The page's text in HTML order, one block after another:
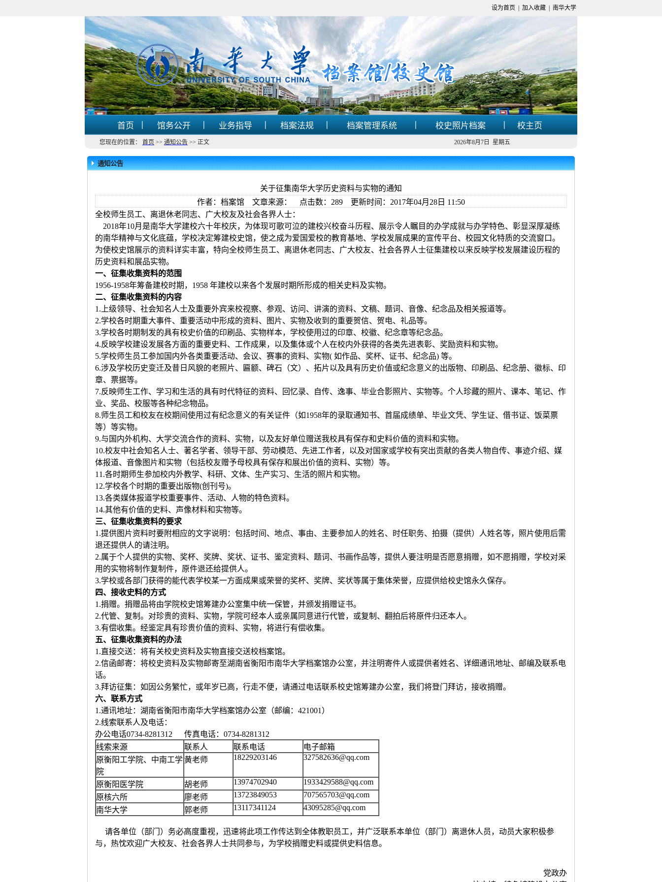
设为首页 加入收藏 南华大学
首页 | 馆务公开 | 业务指导 | 档案法规 | 档案管理系统 | 校史照片档案 | 校主页
您现在的位置： 首页 >> 通知公告 >> 正文 2026年8月7日 星期五
通知公告
关于征集南华大学历史资料与实物的通知
作者：档案馆 文章来源： 点击数： 289 更新时间：2017年04月28日 11:50
全校师生员工、离退休老同志、广大校友及社会各界人士：
2018年10月是南华大学建校六十年校庆，为体现可歌可泣的建校兴校奋斗历程、展示令人瞩目的办学成就与办学特色、彰显深厚凝练
的南华精神与文化底蕴，学校决定筹建校史馆，使之成为爱国爱校的教育基地、学校发展成果的宣传平台、校园文化特质的交流窗口。
为使校史馆展示的资料详实丰富，特向全校师生员工、离退休老同志、广大校友、社会各界人士征集建校以来反映学校发展建设历程的
历史资料和展品实物。
一、征集收集资料的范围
1956-1958年筹备建校时期，1958 年建校以来各个发展时期所形成的相关史料及实物。
二、征集收集资料的内容
1.上级领导、社会知名人士及重要外宾来校视察、参观、访问、讲演的资料、文稿、题词、音像、纪念品及相关报道等。
2.学校各时期重大事件、重要活动中形成的资料、图片、实物及收到的重要贺信、贺电、礼品等。
3.学校各时期制发的具有校史价值的印刷品、实物样本，学校使用过的印章、校徽、纪念章等纪念品。
4.反映学校建设发展各方面的重要史料、工作成果，以及集体或个人在校内外获得的各类先进表彰、奖励资料和实物。
5.学校师生员工参加国内外各类重要活动、会议、赛事的资料、实物( 如作品、奖杯、证书、纪念品) 等。
6.涉及学校历史变迁及昔日风貌的老照片、匾额、碑石（文）、拓片以及具有历史价值或纪念意义的出版物、印刷品、纪念册、徽标、印
章、票据等。
7.反映师生工作、学习和生活的具有时代特征的资料、回忆录、自传、逸事、毕业合影照片、实物等。个人珍藏的照片、课本、笔记、作
业、奖品、校服等各种纪念物品。
8.师生员工和校友在校期间使用过有纪念意义的有关证件（如1958年的录取通知书、首届成绩单、毕业文凭、学生证、借书证、饭菜票
等）等实物。
9.与国内外机构、大学交流合作的资料、实物，以及友好单位赠送我校具有保存和史料价值的资料和实物。
10.校友中社会知名人士、著名学者、领导干部、劳动模范、先进工作者，以及对国家或学校有突出贡献的各类人物自传、事迹介绍、媒
体报道、音像图片和实物（包括校友赠予母校具有保存和展出价值的资料、实物）等。
11.各时期师生参加校内外教学、科研、文体、生产实习、生活的照片和实物。
12.学校各个时期的重要出版物(创刊号)。
13.各类媒体报道学校重要事件、活动、人物的特色资料。
14.其他有价值的史料、声像材料和实物等。
三、征集收集资料的要求
1.提供图片资料时要附相应的文字说明：包括时间、地点、事由、主要参加人的姓名、时任职务、拍摄（提供）人姓名等，照片使用后需
退还提供人的请注明。
2.属于个人提供的实物、奖杯、奖牌、奖状、证书、鉴定资料、题词、书画作品等，提供人要注明是否愿意捐赠，如不愿捐赠，学校对采
用的实物将制作复制件，原件退还给提供人。
3.学校或各部门获得的能代表学校某一方面成果或荣誉的奖杯、奖牌、奖状等属于集体荣誉，应提供给校史馆永久保存。
四、接收史料的方式
1.捐赠。捐赠品将由学院校史馆筹建办公室集中统一保管，并颁发捐赠证书。
2.代管、复制。对珍贵的资料、实物，学院可经本人或亲属同意进行代管，或复制、翻拍后将原件归还本人。
3.有偿收集。经鉴定具有珍贵价值的资料、实物，将进行有偿收集。
五、征集收集资料的办法
1.直接交送：将有关校史资料及实物直接交送校档案馆。
2.信函邮寄：将校史资料及实物邮寄至湖南省衡阳市南华大学档案馆办公室，并注明寄件人或提供者姓名、详细通讯地址、邮编及联系电
话。
3.拜访征集：如因公务繁忙，或年岁已高，行走不便，请通过电话联系校史馆筹建办公室，我们将登门拜访，接收捐赠。
六、联系方式
1.通讯地址：湖南省衡阳市南华大学档案馆办公室（邮编：421001）
2.线索联系人及电话：
办公电话0734-8281312 传真电话：0734-8281312
线索来源
联系人 联系电话
电子邮箱
原衡阳工学院、中南工学
院
黄老师 18229203146 327582636@qq.com
原衡阳医学院 胡老师 13974702940
1933429588@qq.com
原核六所
廖老师 13723849053
707565703@qq.com
南华大学
郭老师 13117341124 43095285@qq.com
请各单位（部门）务必高度重视，迅速将此项工作传达到全体教职员工，并广泛联系本单位（部门）离退休人员，动员大家积极参
与，热忱欢迎广大校友、社会各界人士共同参与，为学校捐赠史料或提供史料信息。
党政办